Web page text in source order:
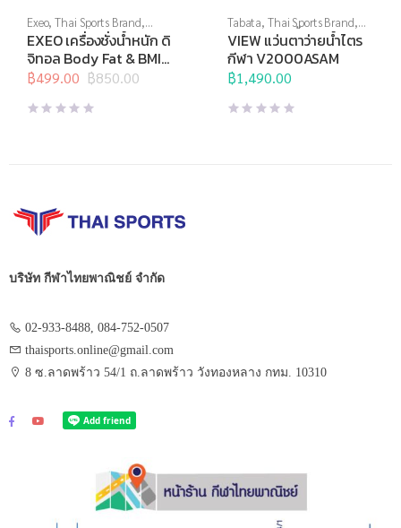
Exeo,Thai Sports Brand,
อุปกรณ์กีฬาเป็นของขวัญ,
อุปกรณ์เพื่อสุขภาพ,เครื่องชั่งน้ำ
หนัก,เครื่องชั่งน้ำหนักวัดไขมัน
EXEO เครื่องชั่งน้ำหนัก ดิ
จิทอล Body Fat & BMI
EF957
฿850.00
Original
price
was:
฿499.00
Current
price
is:
Tabata, Thai Sports Brand,
View,กีฬาทางน้ำ,แว่นตาว่าย
น้ำ,แว่นตาว่ายน้ำแข่งขัน
VIEW แว่นตาว่ายน้ำไตร
กีฬา V2000ASAM
฿1,490.00
บริษัท กีฬาไทยพาณิชย์ จำกัด
02-933-8488, 084-752-0507
thaisports.online@gmail.com
8 ซ.ลาดพร้าว 54/1 ถ.ลาดพร้าว วังทองหลาง กทม. 10310